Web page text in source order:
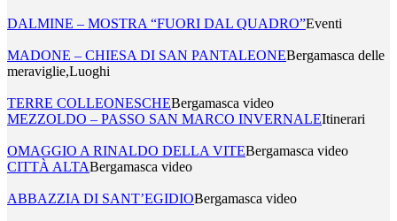
DALMINE – MOSTRA “FUORI DAL QUADRO”Eventi
MADONE – CHIESA DI SAN PANTALEONEBergamasca delle
meraviglie,Luoghi
TERRE COLLEONESCHEBergamasca video
MEZZOLDO – PASSO SAN MARCO INVERNALEItinerari
OMAGGIO A RINALDO DELLA VITEBergamasca video
CITTÀ ALTABergamasca video
ABBAZZIA DI SANT’EGIDIOBergamasca video